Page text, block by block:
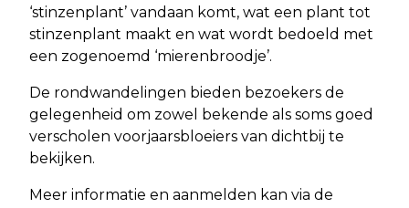
‘stinzenplant’ vandaan komt, wat een plant tot
stinzenplant maakt en wat wordt bedoeld met
een zogenoemd ‘mierenbroodje’.
De rondwandelingen bieden bezoekers de
gelegenheid om zowel bekende als soms goed
verscholen voorjaarsbloeiers van dichtbij te
bekijken.
Meer informatie en aanmelden kan via de